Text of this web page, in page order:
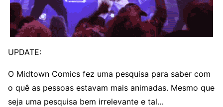
UPDATE:
O Midtown Comics fez uma pesquisa para saber com
o quê as pessoas estavam mais animadas. Mesmo que
seja uma pesquisa bem irrelevante e tal…